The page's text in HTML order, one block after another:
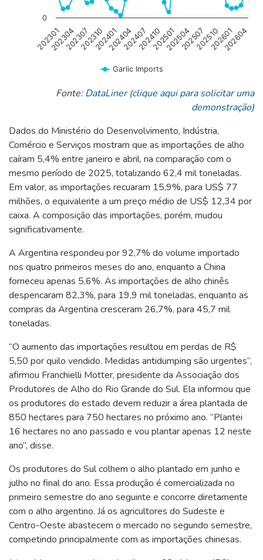
Garlic Imports
202301202304202307202310202401202404202407202410202501202504202507202510202601202604
0
End of interactive chart.
Fonte:DataLiner (clique aqui para solicitar uma
demonstração)
Dados do Ministério do Desenvolvimento, Indústria,
Comércio e Serviços mostram que as importações de alho
caíram 5,4% entre janeiro e abril, na comparação com o
mesmo período de 2025, totalizando 62,4 mil toneladas.
Em valor, as importações recuaram 15,9%, para US$ 77
milhões, o equivalente a um preço médio de US$ 12,34 por
caixa. A composição das importações, porém, mudou
significativamente.
A Argentina respondeu por 92,7% do volume importado
nos quatro primeiros meses do ano, enquanto a China
forneceu apenas 5,6%. As importações de alho chinês
despencaram 82,3%, para 19,9 mil toneladas, enquanto as
compras da Argentina cresceram 26,7%, para 45,7 mil
toneladas.
“O aumento das importações resultou em perdas de R$
5,50 por quilo vendido. Medidas antidumping são urgentes”,
afirmou Franchielli Motter, presidente da Associação dos
Produtores de Alho do Rio Grande do Sul. Ela informou que
os produtores do estado devem reduzir a área plantada de
850 hectares para 750 hectares no próximo ano. “Plantei
16 hectares no ano passado e vou plantar apenas 12 neste
ano”, disse.
Os produtores do Sul colhem o alho plantado em junho e
julho no final do ano. Essa produção é comercializada no
primeiro semestre do ano seguinte e concorre diretamente
com o alho argentino. Já os agricultores do Sudeste e
Centro-Oeste abastecem o mercado no segundo semestre,
competindo principalmente com as importações chinesas.